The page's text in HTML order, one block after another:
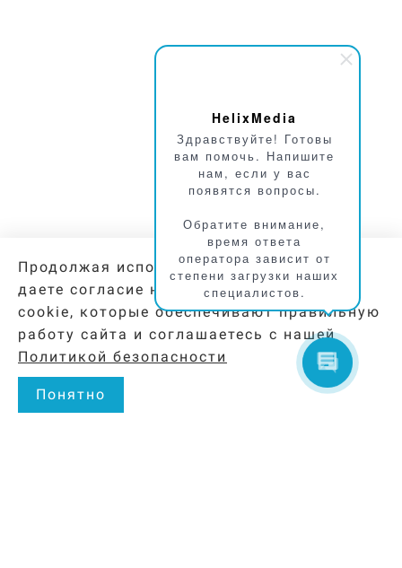
HelixMedia
Здравствуйте! Готовы
вам помочь. Напишите
нам, если у вас
появятся вопросы.
Обратите внимание,
время ответа
оператора зависит от
степени загрузки наших
специалистов.
Продолжая использовать наш сайт, вы
даете согласие на обработку файлов
cookie, которые обеспечивают правильную
работу сайта и соглашаетесь с нашей
Политикой безопасности
Понятно